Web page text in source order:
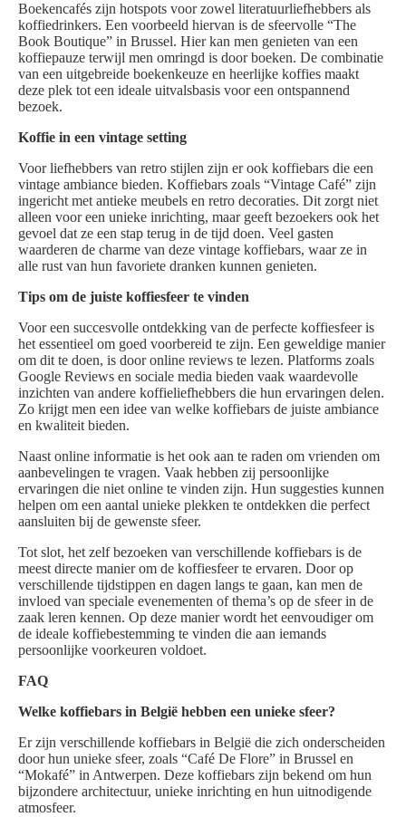
Boekencafés zijn hotspots voor zowel literatuurliefhebbers als
koffiedrinkers. Een voorbeeld hiervan is de sfeervolle “The
Book Boutique” in Brussel. Hier kan men genieten van een
koffiepauze terwijl men omringd is door boeken. De combinatie
van een uitgebreide boekenkeuze en heerlijke koffies maakt
deze plek tot een ideale uitvalsbasis voor een ontspannend
bezoek.
Koffie in een vintage setting
Voor liefhebbers van retro stijlen zijn er ook koffiebars die een
vintage ambiance bieden. Koffiebars zoals “Vintage Café” zijn
ingericht met antieke meubels en retro decoraties. Dit zorgt niet
alleen voor een unieke inrichting, maar geeft bezoekers ook het
gevoel dat ze een stap terug in de tijd doen. Veel gasten
waarderen de charme van deze vintage koffiebars, waar ze in
alle rust van hun favoriete dranken kunnen genieten.
Tips om de juiste koffiesfeer te vinden
Voor een succesvolle ontdekking van de perfecte koffiesfeer is
het essentieel om goed voorbereid te zijn. Een geweldige manier
om dit te doen, is door online reviews te lezen. Platforms zoals
Google Reviews en sociale media bieden vaak waardevolle
inzichten van andere koffieliefhebbers die hun ervaringen delen.
Zo krijgt men een idee van welke koffiebars de juiste ambiance
en kwaliteit bieden.
Naast online informatie is het ook aan te raden om vrienden om
aanbevelingen te vragen. Vaak hebben zij persoonlijke
ervaringen die niet online te vinden zijn. Hun suggesties kunnen
helpen om een aantal unieke plekken te ontdekken die perfect
aansluiten bij de gewenste sfeer.
Tot slot, het zelf bezoeken van verschillende koffiebars is de
meest directe manier om de koffiesfeer te ervaren. Door op
verschillende tijdstippen en dagen langs te gaan, kan men de
invloed van speciale evenementen of thema’s op de sfeer in de
zaak leren kennen. Op deze manier wordt het eenvoudiger om
de ideale koffiebestemming te vinden die aan iemands
persoonlijke voorkeuren voldoet.
FAQ
Welke koffiebars in België hebben een unieke sfeer?
Er zijn verschillende koffiebars in België die zich onderscheiden
door hun unieke sfeer, zoals “Café De Flore” in Brussel en
“Mokafé” in Antwerpen. Deze koffiebars zijn bekend om hun
bijzondere architectuur, unieke inrichting en hun uitnodigende
atmosfeer.